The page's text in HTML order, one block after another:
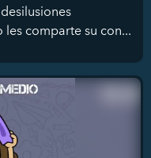
comparte su con...